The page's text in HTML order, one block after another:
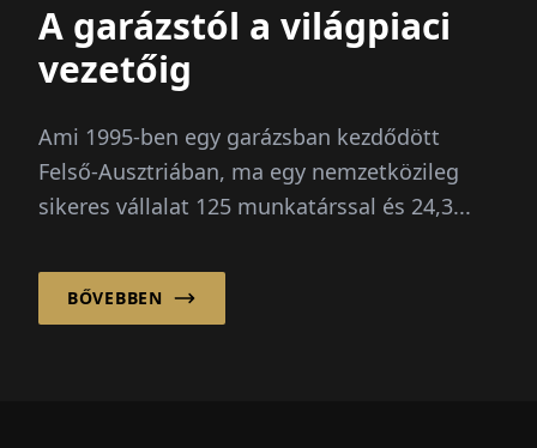
A garázstól a világpiaci
vezetőig
Ami 1995-ben egy garázsban kezdődött
Felső-Ausztriában, ma egy nemzetközileg
sikeres vállalat 125 munkatárssal és 24,3...
BŐVEBBEN